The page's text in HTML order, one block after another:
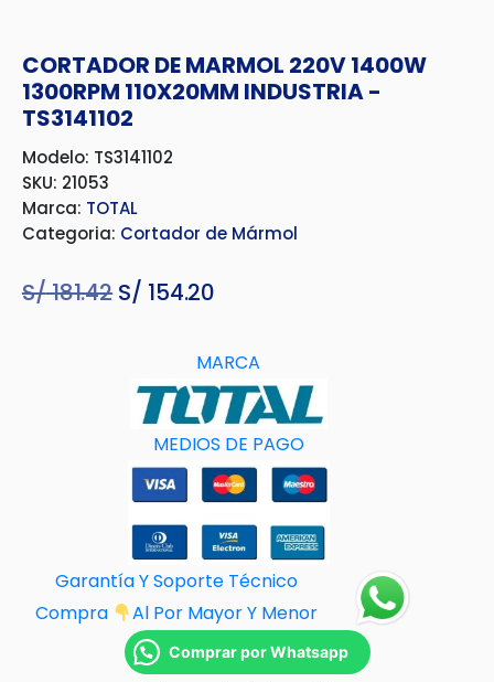
CORTADOR DE MARMOL 220V 1400W
1300RPM 110X20MM INDUSTRIA -
TS3141102
Modelo: TS3141102
SKU: 21053
Marca: TOTAL
Categoria: Cortador de Mármol
S/181.42 El
original
era:
S/ 181.42.
S/ 154.20
actual
es:
S/ 154.20.
MARCA
MEDIOS DE PAGO
Garantía Y Soporte Técnico
Compra
Al Por Mayor Y Menor
Comprar por Whatsapp